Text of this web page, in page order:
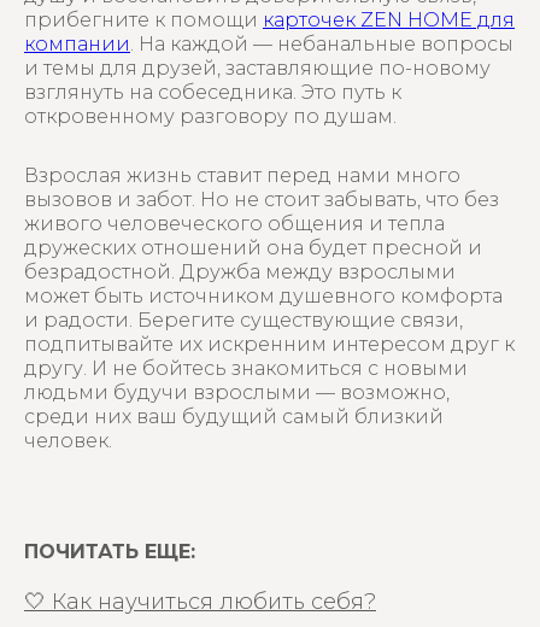
прибегните к помощи карточек ZEN HOME для
компании. На каждой — небанальные вопросы
и темы для друзей, заставляющие по-новому
взглянуть на собеседника. Это путь к
откровенному разговору по душам.
Взрослая жизнь ставит перед нами много
вызовов и забот. Но не стоит забывать, что без
живого человеческого общения и тепла
дружеских отношений она будет пресной и
безрадостной. Дружба между взрослыми
может быть источником душевного комфорта
и радости. Берегите существующие связи,
подпитывайте их искренним интересом друг к
другу. И не бойтесь знакомиться с новыми
людьми будучи взрослыми — возможно,
среди них ваш будущий самый близкий
человек.
ПОЧИТАТЬ ЕЩЕ:
🤍 Как научиться любить себя?
ZEN HOME
Подписывайся на нашу рассылку,